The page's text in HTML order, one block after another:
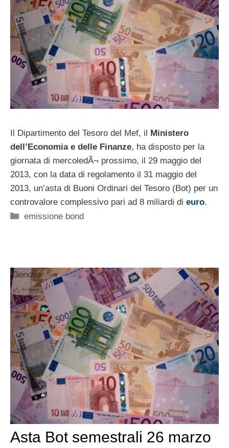
Il Dipartimento del Tesoro del Mef, il Ministero
dell’Economia e delle Finanze, ha disposto per la
giornata di mercoledÃ¬ prossimo, il 29 maggio del
2013, con la data di regolamento il 31 maggio del
2013, un’asta di Buoni Ordinari del Tesoro (Bot) per un
controvalore complessivo pari ad 8 miliardi di euro.
Categorie
emissione bond
Asta Bot semestrali 26 marzo